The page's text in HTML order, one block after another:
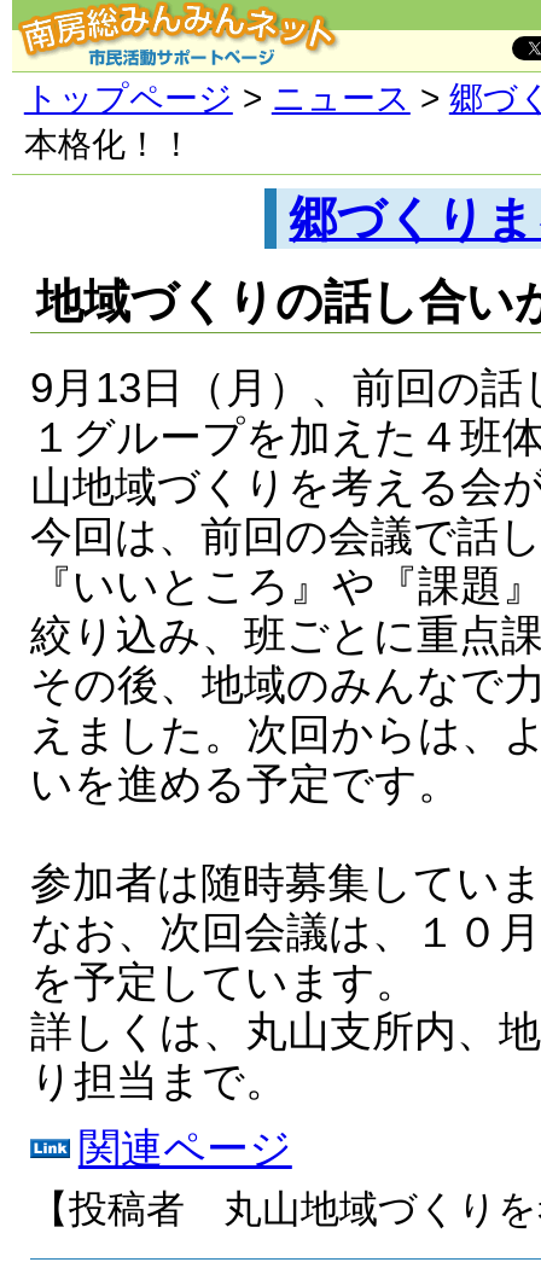
トップページ > ニュース > 郷づ
本格化！！
郷づくり
地域づくりの話し合い
9月13日（月）、前回の
１グループを加えた４班
山地域づくりを考える会
今回は、前回の会議で話
『いいところ』や『課題
絞り込み、班ごとに重点
その後、地域のみんなで
えました。次回からは、
いを進める予定です。
参加者は随時募集してい
なお、次回会議は、１０
を予定しています。
詳しくは、丸山支所内、
り担当まで。
関連ページ
【投稿者 丸山地域づくり